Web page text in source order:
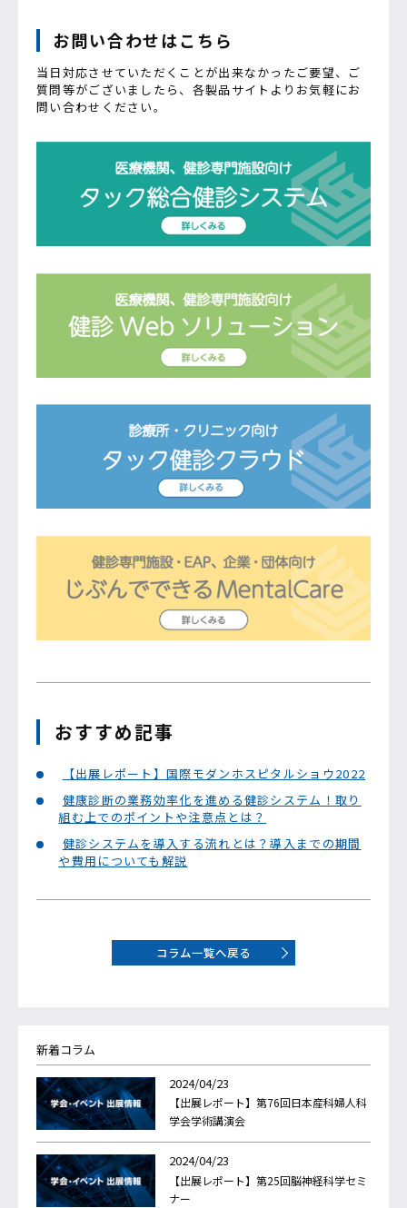
お問い合わせはこちら
当日対応させていただくことが出来なかったご要望、ご
質問等がございましたら、各製品サイトよりお気軽にお
問い合わせください。
おすすめ記事
【出展レポート】国際モダンホスピタルショウ2022
健康診断の業務効率化を進める健診システム！取り
組む上でのポイントや注意点とは？
健診システムを導入する流れとは？導入までの期間
や費用についても解説
コラム一覧へ戻る
新着コラム
2024/04/23
【出展レポート】第76回日本産科婦人科
学会学術講演会
2024/04/23
【出展レポート】第25回脳神経科学セミ
ナー